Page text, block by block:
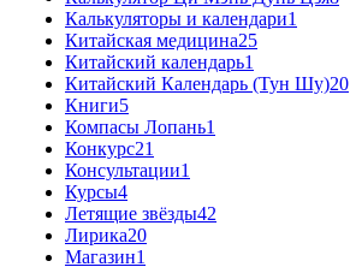
Калькуляторы и календари1
Китайская медицина25
Китайский календарь1
Китайский Календарь (Тун Шу)20
Книги5
Компасы Лопань1
Конкурс21
Консультации1
Курсы4
Летящие звёзды42
Лирика20
Магазин1